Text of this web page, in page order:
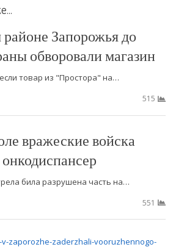
Запорожья до
обворовали магазин
товар из "Простора" на…
515
вражеские войска
била разрушена часть на…
551